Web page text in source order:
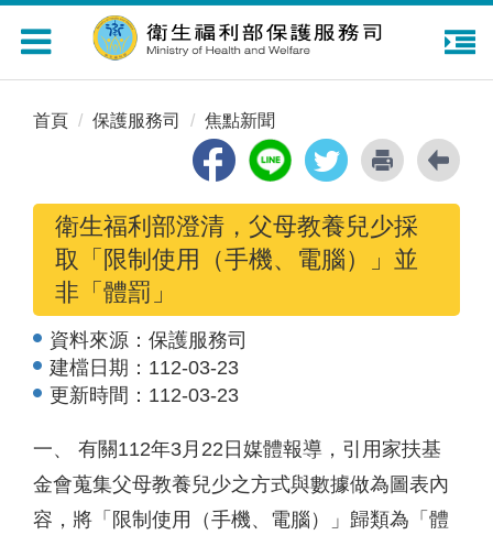
Toggle
navigation
首頁 保護服務司 焦點新聞
衛生福利部澄清，父母教養兒少採
取「限制使用（手機、電腦）」並
非「體罰」
資料來源： 保護服務司
建檔日期： 112-03-23
更新時間： 112-03-23
一、 有關112年3月22日媒體報導，引用家扶基
金會蒐集父母教養兒少之方式與數據做為圖表內
容，將「限制使用（手機、電腦）」歸類為「體